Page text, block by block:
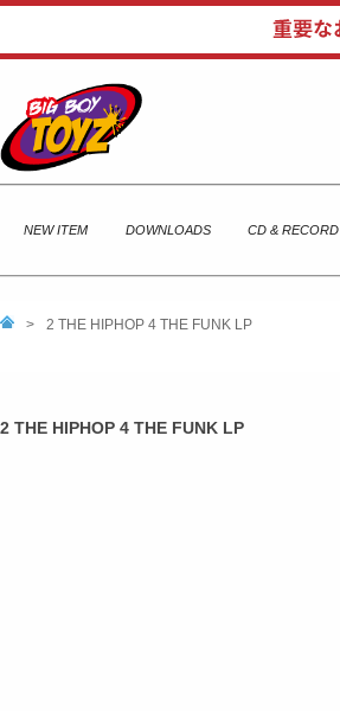
NEW ITEM DOWNLOADS CD & RECORD
> 2 THE HIPHOP 4 THE FUNK LP
2 THE HIPHOP 4 THE FUNK LP